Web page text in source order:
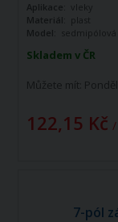
Skladem v ČR
Můžete mít:
122,15 Kč
Aplikace:
vleky
Materiál: plast
Model:
sedmipólová
7-pól